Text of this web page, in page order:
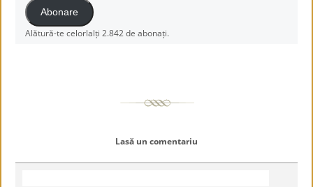
Abonare
Alătură-te celorlalți 2.842 de abonați.
Lasă un comentariu